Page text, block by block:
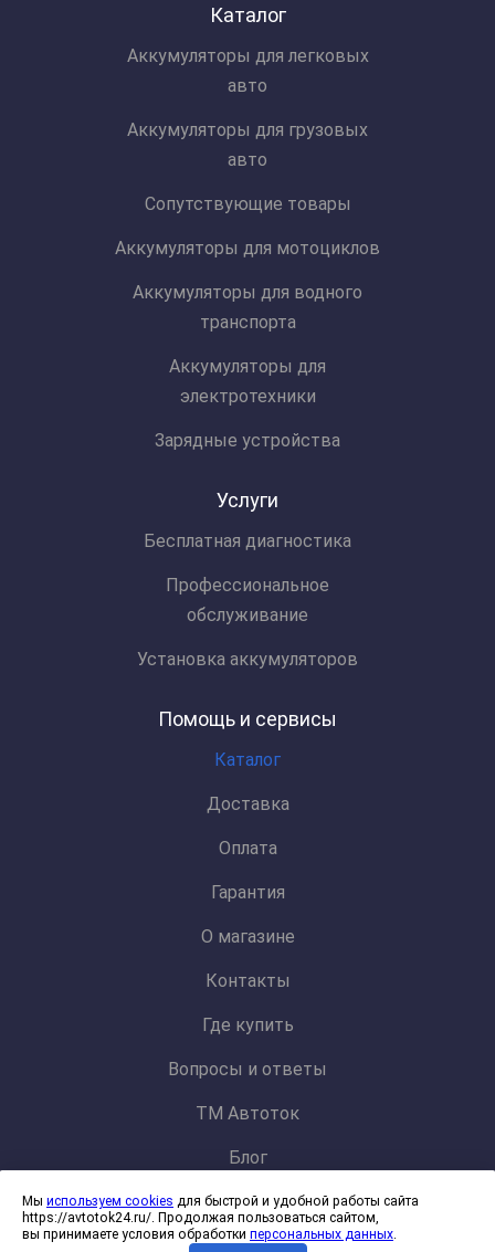
Каталог
Аккумуляторы для легковых
авто
Аккумуляторы для грузовых
авто
Сопутствующие товары
Аккумуляторы для мотоциклов
Аккумуляторы для водного
транспорта
Аккумуляторы для
электротехники
Зарядные устройства
Услуги
Бесплатная диагностика
Профессиональное
обслуживание
Установка аккумуляторов
Помощь и сервисы
Каталог
Доставка
Оплата
Гарантия
О магазине
Контакты
Где купить
Вопросы и ответы
ТМ Автоток
Блог
Политика конфиденциальности и обработки персональных данных
Согласие на обработку файлов cookies
Мы используем cookies для быстрой и удобной работы сайта
https://avtotok24.ru/. Продолжая пользоваться сайтом,
вы принимаете условия обработки персональных данных.